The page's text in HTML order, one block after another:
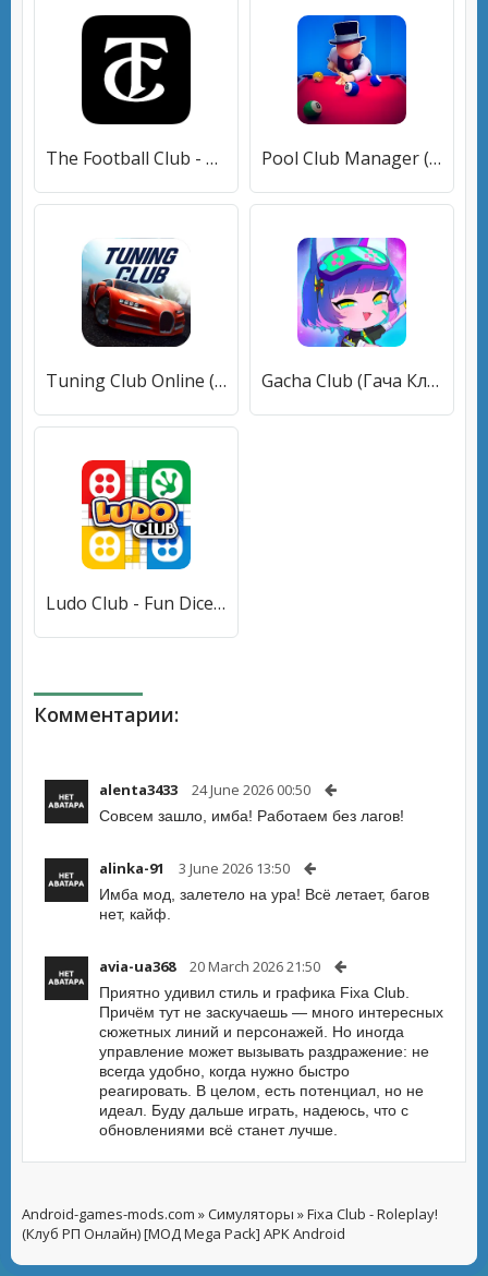
The Football Club - TFC (Зе Футбол Клуб) [МОД Все открыто] APK Android Pool Club Manager (Пул Клуб Менеджер) [МОД Много денег] APK Android
Tuning Club Online (Тюнинг Клуб Онлайн) [МОД Бесконечные монеты] APK Android Gacha Club (Гача Клуб) [МОД Меню] APK Android
Ludo Club - Fun Dice Game (Лудо Клуб) [МОД Mega Pack] APK Android
Комментарии:
alenta3433 24 June 2026 00:50
Совсем зашло, имба! Работаем без лагов!
alinka-91 3 June 2026 13:50
Имба мод, залетело на ура! Всё летает, багов
нет, кайф.
avia-ua368 20 March 2026 21:50
Приятно удивил стиль и графика Fixa Club.
Причём тут не заскучаешь — много интересных
сюжетных линий и персонажей. Но иногда
управление может вызывать раздражение: не
всегда удобно, когда нужно быстро
реагировать. В целом, есть потенциал, но не
идеал. Буду дальше играть, надеюсь, что с
обновлениями всё станет лучше.
Android-games-mods.com »Симуляторы » Fixa Club - Roleplay!
(Клуб РП Онлайн) [МОД Mega Pack] APK Android